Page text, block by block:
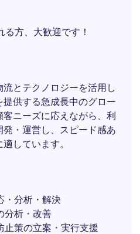
方、大歓迎です！
とテクノロジーを活用し
供する急成長中のグロー
ニーズに応えながら、利
・運営し、スピード感あ
しています。
・分析・解決
分析・改善
止策の立案・実行支援